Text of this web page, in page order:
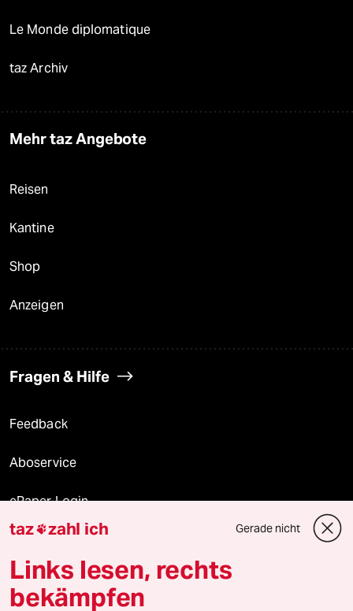
Le Monde diplomatique
taz Archiv
Mehr taz Angebote
Reisen
Kantine
Shop
Anzeigen
Fragen & Hilfe
Feedback
Aboservice
ePaper Login
Downloads für Abonnierende
taz zahl ich Gerade nicht
Links lesen, rechts
bekämpfen